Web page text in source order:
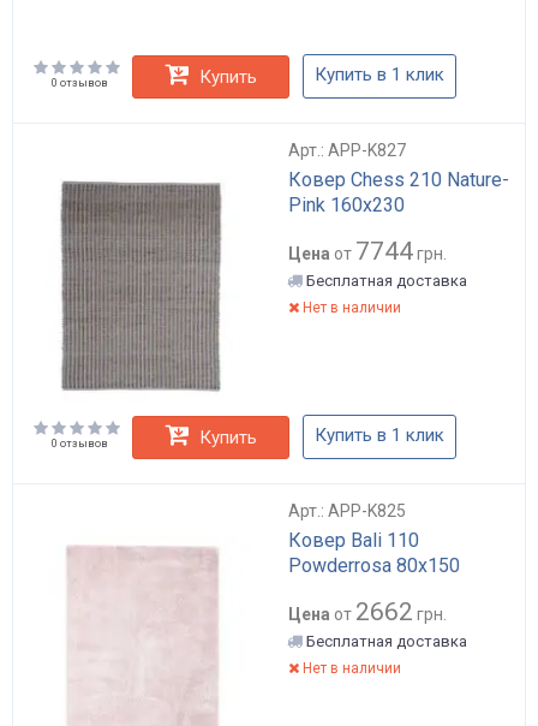
0 отзывов Купить Купить в 1 клик
Арт.: APP-K827
Ковер Chess 210 Nature-
Pink 160х230
Цена от 7744грн.
Бесплатная доставка
Нет в наличии
0 отзывов Купить Купить в 1 клик
Арт.: APP-K825
Ковер Bali 110
Powderrosa 80х150
Цена от 2662 грн.
Бесплатная доставка
Нет в наличии